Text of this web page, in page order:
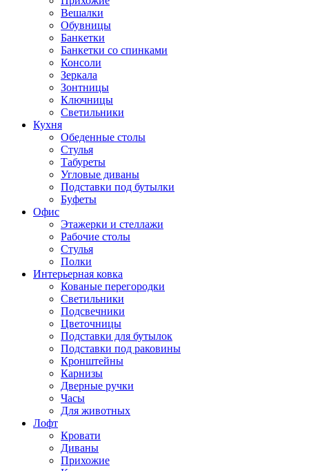
Вешалки
Обувницы
Банкетки
Банкетки со спинками
Консоли
Зеркала
Зонтницы
Ключницы
Светильники
Кухня
Обеденные столы
Стулья
Табуреты
Угловые диваны
Подставки под бутылки
Буфеты
Офис
Этажерки и стеллажи
Рабочие столы
Стулья
Полки
Интерьерная ковка
Кованые перегородки
Светильники
Подсвечники
Цветочницы
Подставки для бутылок
Подставки под раковины
Кронштейны
Карнизы
Дверные ручки
Часы
Для животных
Лофт
Кровати
Диваны
Прихожие